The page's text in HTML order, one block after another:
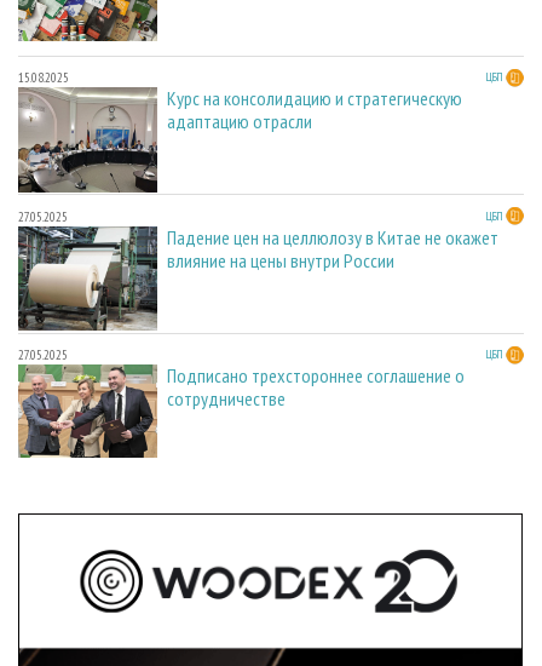
15.08.2025 ЦБП
Курс на консолидацию и стратегическую
адаптацию отрасли
27.05.2025 ЦБП
Падение цен на целлюлозу в Китае не окажет
влияние на цены внутри России
27.05.2025 ЦБП
Подписано трехстороннее соглашение о
сотрудничестве